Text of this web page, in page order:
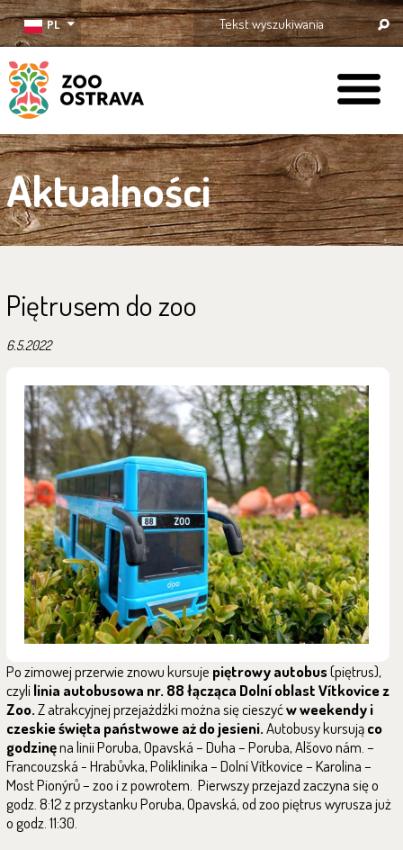
PL
ZOO Ostrava
Aktualności
Piętrusem do zoo
6.5.2022
Po zimowej przerwie znowu kursuje piętrowy autobus(piętrus),
czylilinia autobusowa nr. 88łącząca Dolní oblast Vítkovice z
Zoo.Z atrakcyjnej przejażdżki można się cieszyćw weekendy i
czeskie święta państwowe aż do jesieni.Autobusy kursująco
godzinęna linii Poruba, Opavská – Duha – Poruba, Alšovo nám. –
Francouzská - Hrabůvka, Poliklinika – Dolní Vítkovice – Karolina –
Most Pionýrů – zoo i z powrotem. Pierwszy przejazd zaczyna się o
godz. 8:12 z przystanku Poruba, Opavská, od zoo piętrus wyrusza już
o godz. 11:30.